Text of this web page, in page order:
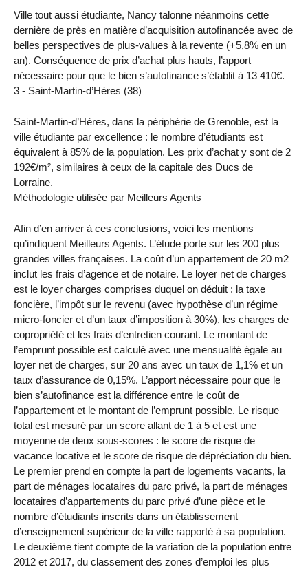
Ville tout aussi étudiante, Nancy talonne néanmoins cette
dernière de près en matière d’acquisition autofinancée avec de
belles perspectives de plus-values à la revente (+5,8% en un
an). Conséquence de prix d’achat plus hauts, l’apport
nécessaire pour que le bien s’autofinance s’établit à 13 410€.
3 - Saint-Martin-d’Hères (38)
Saint-Martin-d’Hères, dans la périphérie de Grenoble, est la
ville étudiante par excellence : le nombre d’étudiants est
équivalent à 85% de la population. Les prix d’achat y sont de 2
192€/m², similaires à ceux de la capitale des Ducs de
Lorraine.
Méthodologie utilisée par Meilleurs Agents
Afin d’en arriver à ces conclusions, voici les mentions
qu’indiquent Meilleurs Agents. L’étude porte sur les 200 plus
grandes villes françaises. La coût d’un appartement de 20 m2
inclut les frais d’agence et de notaire. Le loyer net de charges
est le loyer charges comprises duquel on déduit : la taxe
foncière, l’impôt sur le revenu (avec hypothèse d’un régime
micro-foncier et d’un taux d’imposition à 30%), les charges de
copropriété et les frais d’entretien courant. Le montant de
l’emprunt possible est calculé avec une mensualité égale au
loyer net de charges, sur 20 ans avec un taux de 1,1% et un
taux d’assurance de 0,15%. L’apport nécessaire pour que le
bien s’autofinance est la différence entre le coût de
l’appartement et le montant de l’emprunt possible. Le risque
total est mesuré par un score allant de 1 à 5 et est une
moyenne de deux sous-scores : le score de risque de
vacance locative et le score de risque de dépréciation du bien.
Le premier prend en compte la part de logements vacants, la
part de ménages locataires du parc privé, la part de ménages
locataires d’appartements du parc privé d’une pièce et le
nombre d’étudiants inscrits dans un établissement
d’enseignement supérieur de la ville rapporté à sa population.
Le deuxième tient compte de la variation de la population entre
2012 et 2017, du classement des zones d’emploi les plus